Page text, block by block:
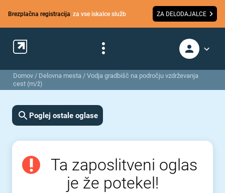
Brezplačna registracija za vse iskalce služb ZA DELODAJALCE
Domov / Delovna mesta / Vodja gradbišč na področju vzdrževanja
cest (m/ž)
Poglej ostale oglase
Ta zaposlitveni oglas
je že potekel!